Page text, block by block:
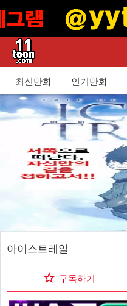
최신만화 인기만화
아이스트레일
구독하기